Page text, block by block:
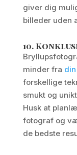
giver dig
billeder uden
10.
minder fra
forskellige
smukt og
Husk at
fotograf og
de bedste